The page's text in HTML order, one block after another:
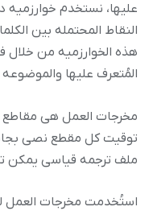
علیها، نستخدم خوارزمیه
النقاط المحتمله بین
هذه الخوارزمیه من
المُتعرف علیها
مخرجات العمل هی
توقیت کل مقطع نصی
ملف ترجمه قیاسی یمکن
استُخدمت مخرجات